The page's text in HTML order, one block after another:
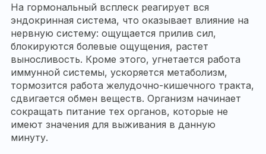
На гормональный всплеск реагирует вся
эндокринная система, что оказывает влияние на
нервную систему: ощущается прилив сил,
блокируются болевые ощущения, растет
выносливость. Кроме этого, угнетается работа
иммунной системы, ускоряется метаболизм,
тормозится работа желудочно-кишечного тракта,
сдвигается обмен веществ. Организм начинает
сокращать питание тех органов, которые не
имеют значения для выживания в данную
минуту.